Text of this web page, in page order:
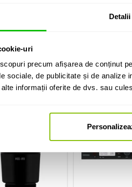
Detalii
uri
precum afișarea de conținut
sociale, de publicitate și de
informații oferite de dvs. sau
Geanta microfon
cumparat si: